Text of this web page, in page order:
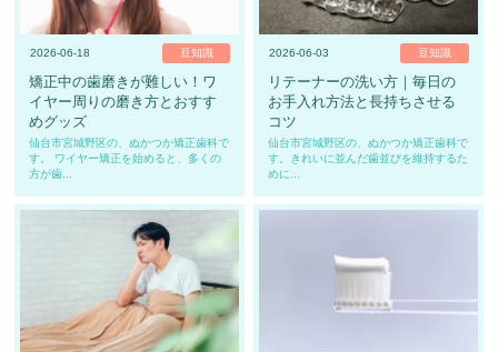
2026-06-18 豆知識
矯正中の歯磨きが難しい！ワ
イヤー周りの磨き方とおすす
めグッズ
仙台市宮城野区の、ぬかつか矯正歯科で
す。 ワイヤー矯正を始めると、多くの
方が歯...
2026-06-03 豆知識
リテーナーの洗い方｜毎日の
お手入れ方法と長持ちさせる
コツ
仙台市宮城野区の、ぬかつか矯正歯科で
す。きれいに並んだ歯並びを維持するた
めに...